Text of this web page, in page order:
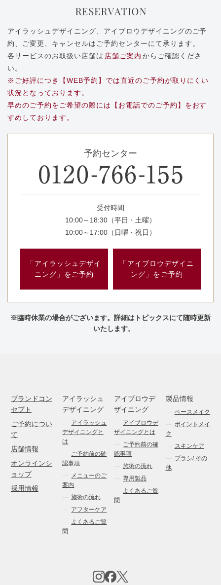
アイラッシュデザイニング、アイブロウデザイニングのご予
約、ご変更、キャンセルはご予約センターにて承ります。
各サービスのお取扱い店舗は 店舗ご案内 からご確認くださ
い。
※ご好評につき【WEB予約】では直近のご予約が取りにくい
状況となっております。
早めのご予約をご希望の際には【お電話でのご予約】をおす
すめしております。
予約センター
受付時間
10:00～18:30（平日・土曜）
10:00～17:00（日曜・祝日）
「アイラッシュデザイ
ニング」をご予約
「アイブロウデザイニ
ング」をご予約
※臨時休業の場合がございます。詳細はトピックスにて随時更新
いたします。
ブランドコン
セプト
ご予約につい
て
店舗情報
オンラインシ
ョップ
採用情報
アイラッシュ
デザイニング
アイラッシュ
デザイニングと
は
ご予約前の確
認事項
メニューのご
案内
施術の流れ
アフターケア
よくあるご質
問
アイブロウデ
ザイニング
アイブロウデ
ザイニングとは
ご予約前の確
認事項
施術の流れ
専用製品
よくあるご質
問
製品情報
ベースメイク
ポイントメイ
ク
スキンケア
ブラシ/ その
他